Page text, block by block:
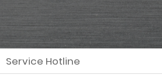
Service Hotline